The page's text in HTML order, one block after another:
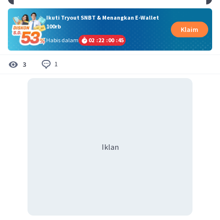
Ikuti Tryout SNBT & Menangkan E-Wallet
100rb
Habis dalam
02 :22 :00 :45
Klaim
3 1
Iklan